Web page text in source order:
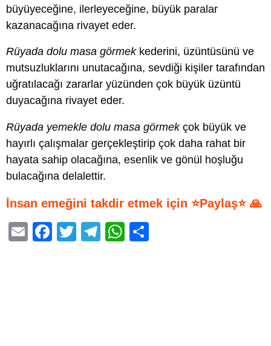
büyüyeceğine, ilerleyeceğine, büyük paralar
kazanacağına rivayet eder.
Rüyada dolu masa görmekkederini, üzüntüsünü ve
mutsuzluklarını unutacağına, sevdiği kişiler tarafından
uğratılacağı zararlar yüzünden çok büyük üzüntü
duyacağına rivayet eder.
Rüyada yemekle dolu masa görmekçok büyük ve
hayırlı çalışmalar gerçekleştirip çok daha rahat bir
hayata sahip olacağına, esenlik ve gönül hoşluğu
bulacağına delalettir.
İnsan emeğini takdir etmek için ⭐Paylaş⭐ 🙏
E
F
T
T
W